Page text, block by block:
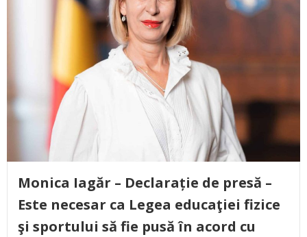
Monica Iagăr – Declarație de presă –
Este necesar ca Legea educaţiei fizice
şi sportului să fie pusă în acord cu